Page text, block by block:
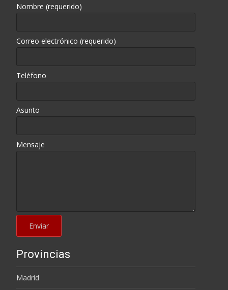
Nombre (requerido)
Correo electrónico (requerido)
Teléfono
Asunto
Mensaje
Provincias
Madrid